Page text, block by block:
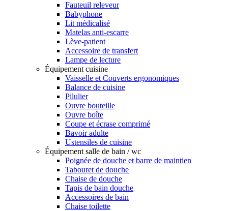
Fauteuil releveur
Babyphone
Lit médicalisé
Matelas anti-escarre
Lève-patient
Accessoire de transfert
Lampe de lecture
Équipement cuisine
Vaisselle et Couverts ergonomiques
Balance de cuisine
Pilulier
Ouvre bouteille
Ouvre boîte
Coupe et écrase comprimé
Bavoir adulte
Ustensiles de cuisine
Équipement salle de bain / wc
Poignée de douche et barre de maintien
Tabouret de douche
Chaise de douche
Tapis de bain douche
Accessoires de bain
Chaise toilette